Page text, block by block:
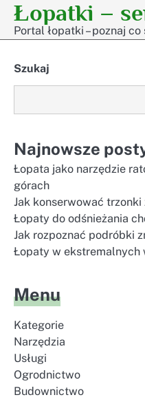
Skip
content
Łopatki –
Portal łopatki – poznaj
Szukaj
Najnowsze
Łopata jako narzędzie
górach
Jak konserwować
Łopaty do odśnieżania
Jak rozpoznać podróbki
Łopaty w ekstremalnych
Menu
Kategorie
Narzędzia
Usługi
Ogrodnictwo
Budownictwo